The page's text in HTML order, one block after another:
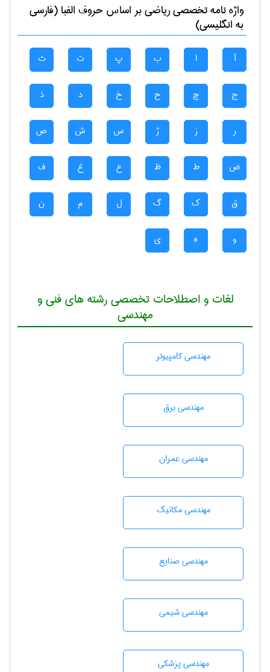
واژه نامه تخصصیرياضیبر اساس حروف الفبا (فارسی
به انگلیسی)
آ ا ب پ ت ث
ج چ ح خ د ذ
ر ز ژ س ش ص
ض ط ظ ع غ ف
ق ک گ ل م ن
و ه ی
لغات و اصطلاحات تخصصی رشته های فنی و
مهندسی
مهندسی كامپيوتر
مهندسی برق
مهندسی عمران
مهندسی مکانیک
مهندسی صنايع
مهندسي شيمی
مهندسی پزشکی